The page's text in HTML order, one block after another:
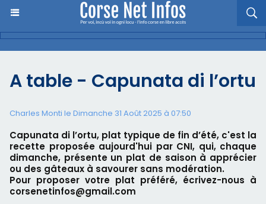
A table - Capunata di l’ortu
Charles Monti le Dimanche 31 Août 2025 à 07:50
Capunata di l’ortu, plat typique de fin d’été, c'est la
recette proposée aujourd'hui par CNI, qui, chaque
dimanche, présente un plat de saison à apprécier
ou des gâteaux à savourer sans modération.
Pour proposer votre plat préféré, écrivez-nous à
corsenetinfos@gmail.com